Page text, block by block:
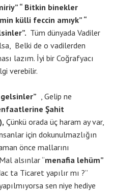
“ Bitkin binekler
külli feccin amıyk” “
Tüm dünyada Vadiler
Belki de o vadilerden
lazım. İyi bir Coğrafyacı
verebilir.
, Gelip ne
Şahit
Çünkü orada üç haram ay var,
için dokunulmazlığın
önce mallarını
alsınlar “menafia lehüm”
ta Ticaret yapılır mı ?”
sen niye hediye